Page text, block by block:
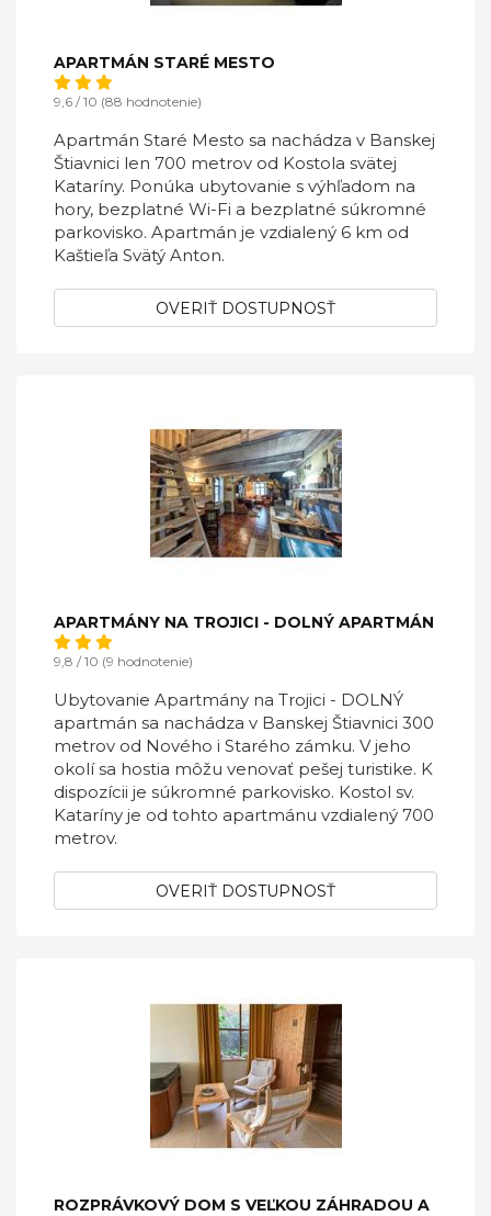
APARTMÁN STARÉ MESTO
9,6 / 10 (88 hodnotenie)
Apartmán Staré Mesto sa nachádza v Banskej
Štiavnici len 700 metrov od Kostola svätej
Kataríny. Ponúka ubytovanie s výhľadom na
hory, bezplatné Wi-Fi a bezplatné súkromné
parkovisko. Apartmán je vzdialený 6 km od
Kaštieľa Svätý Anton.
OVERIŤ DOSTUPNOSŤ
APARTMÁNY NA TROJICI - DOLNÝ APARTMÁN
9,8 / 10 (9 hodnotenie)
Ubytovanie Apartmány na Trojici - DOLNÝ
apartmán sa nachádza v Banskej Štiavnici 300
metrov od Nového i Starého zámku. V jeho
okolí sa hostia môžu venovať pešej turistike. K
dispozícii je súkromné parkovisko. Kostol sv.
Kataríny je od tohto apartmánu vzdialený 700
metrov.
OVERIŤ DOSTUPNOSŤ
ROZPRÁVKOVÝ DOM S VEĽKOU ZÁHRADOU A